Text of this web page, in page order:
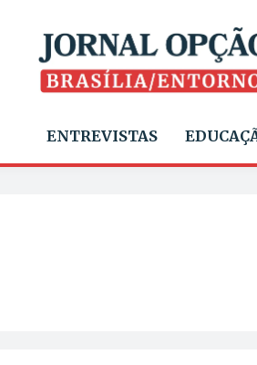
ENTREVISTAS